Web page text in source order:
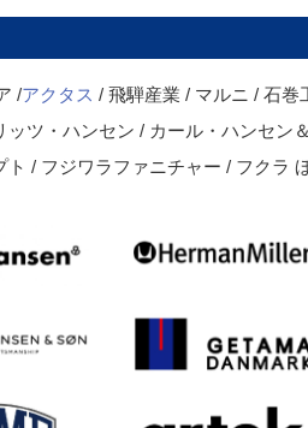
/アクタス / 飛騨産業 / マルニ / 石巻
ツ・ハンセン / カール・ハンセン
/ フジワラファニチャー / フクラ